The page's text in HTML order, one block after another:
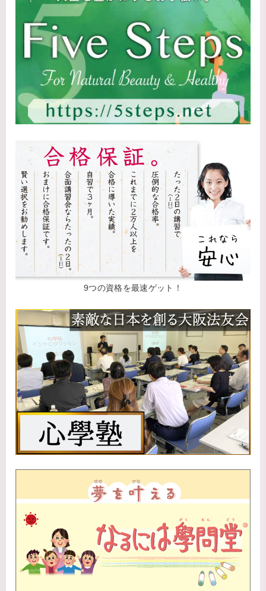
9つの資格を最速ゲット！